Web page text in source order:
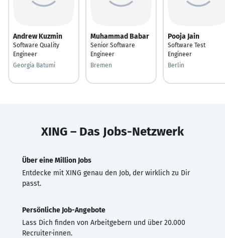
Andrew Kuzmin
Software Quality
Engineer
Georgia Batumi
Muhammad Babar
Senior Software
Engineer
Bremen
Pooja Jain
Software Test
Engineer
Berlin
XING – Das Jobs-Netzwerk
Über eine Million Jobs
Entdecke mit XING genau den Job, der wirklich zu Dir
passt.
Persönliche Job-Angebote
Lass Dich finden von Arbeitgebern und über 20.000
Recruiter·innen.